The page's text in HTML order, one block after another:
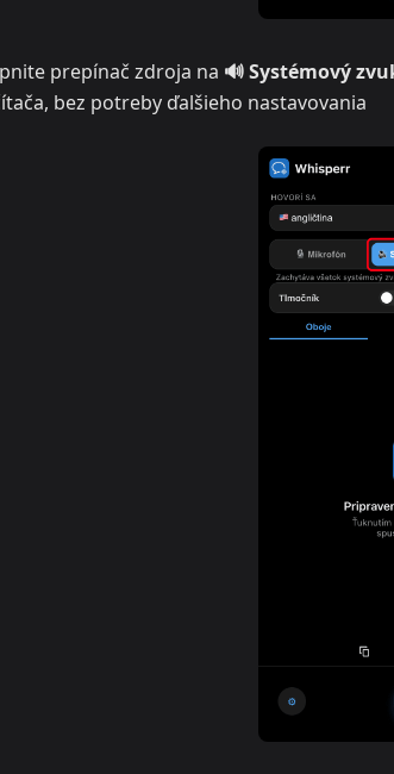
prepínač zdroja na 🔊 Systémový
bez potreby ďalšieho nastavovania